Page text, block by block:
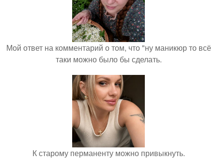
Мой ответ на комментарий о том, что "ну маникюр то всё
таки можно было бы сделать.
К старому перманенту можно привыкнуть.